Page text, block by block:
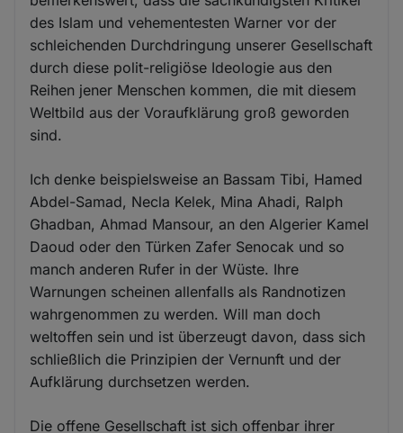
des Islam und vehementesten Warner vor der
schleichenden Durchdringung unserer Gesellschaft
durch diese polit-religiöse Ideologie aus den
Reihen jener Menschen kommen, die mit diesem
Weltbild aus der Voraufklärung groß geworden
sind.
Ich denke beispielsweise an Bassam Tibi, Hamed
Abdel-Samad, Necla Kelek, Mina Ahadi, Ralph
Ghadban, Ahmad Mansour, an den Algerier Kamel
Daoud oder den Türken Zafer Senocak und so
manch anderen Rufer in der Wüste. Ihre
Warnungen scheinen allenfalls als Randnotizen
wahrgenommen zu werden. Will man doch
weltoffen sein und ist überzeugt davon, dass sich
schließlich die Prinzipien der Vernunft und der
Aufklärung durchsetzen werden.
Die offene Gesellschaft ist sich offenbar ihrer